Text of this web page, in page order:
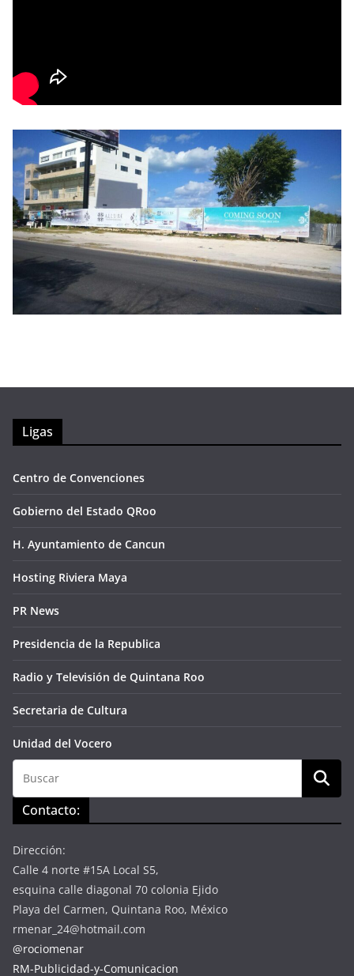
Ligas
Centro de Convenciones
Gobierno del Estado QRoo
H. Ayuntamiento de Cancun
Hosting Riviera Maya
PR News
Presidencia de la Republica
Radio y Televisión de Quintana Roo
Secretaria de Cultura
Unidad del Vocero
Contacto:
Dirección:
Calle 4 norte #15A Local S5,
esquina calle diagonal 70 colonia Ejido
Playa del Carmen, Quintana Roo, México
rmenar_24@hotmail.com
@rociomenar
RM-Publicidad-y-Comunicacion